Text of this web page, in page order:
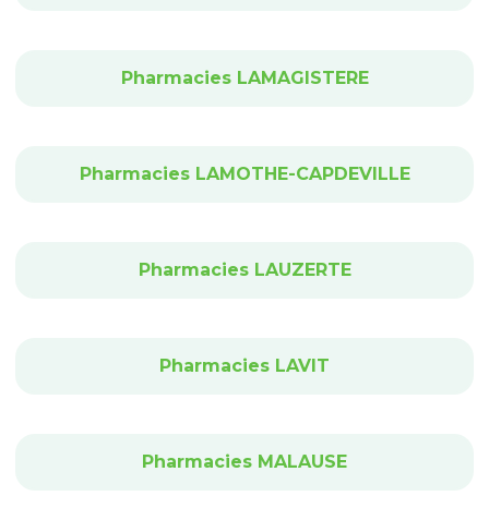
Pharmacies LAMAGISTERE
Pharmacies LAMOTHE-CAPDEVILLE
Pharmacies LAUZERTE
Pharmacies LAVIT
Pharmacies MALAUSE